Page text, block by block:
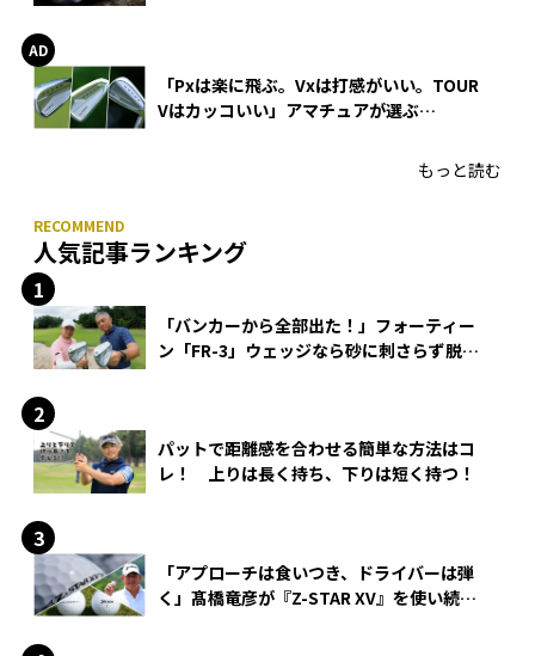
「Pxは楽に飛ぶ。Vxは打感がいい。TOUR
Vはカッコいい」アマチュアが選ぶ
もっと読む
人気記事ランキング
「バンカーから全部出た！」フォーティー
ン「FR-3」ウェッジなら砂に刺さらず脱出
パットで距離感を合わせる簡単な方法はコ
レ！ 上りは長く持ち、下りは短く持つ！
「アプローチは食いつき、ドライバーは弾
く」髙橋竜彦が『Z-STAR XV』を使い続け